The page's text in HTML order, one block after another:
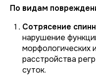
По видам
Сотрясение
нарушение
морфологических
расстройства
суток.